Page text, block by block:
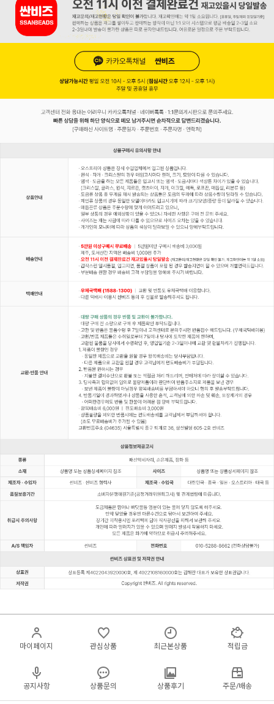
마이페이지 관심상품 최근본상품 적립금
공지사항 상품문의 상품후기 주문/배송